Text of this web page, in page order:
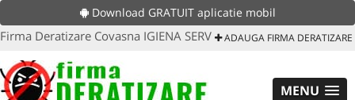
Download GRATUIT aplicatie mobil
Firma Deratizare Covasna IGIENA SERV ADAUGA FIRMA DERATIZARE
MENU